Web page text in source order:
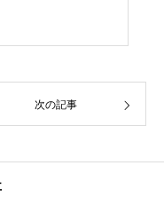
次の記事